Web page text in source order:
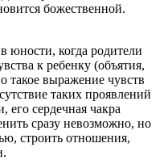
божественной.
юности, когда родители
к ребенку (объятия,
такое выражение чувств
таких проявлений
его сердечная чакра
сразу невозможно, но
строить отношения,